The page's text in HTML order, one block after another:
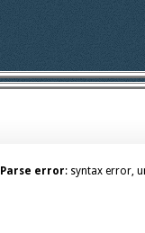
Parse error: syntax error,